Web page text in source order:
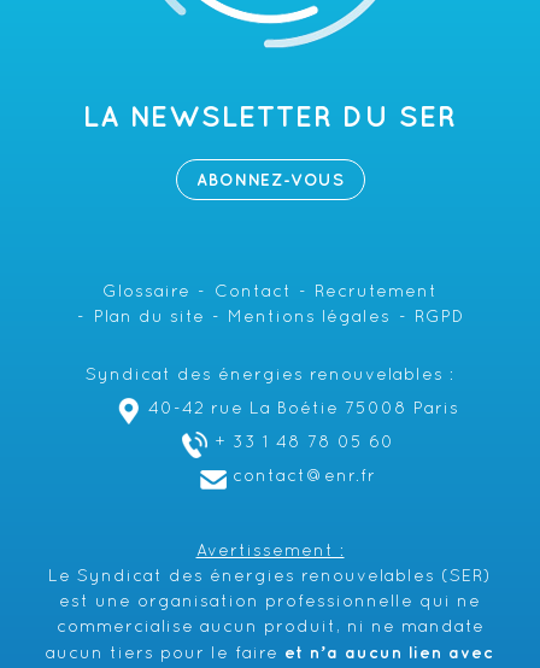
LA NEWSLETTER DU SER
ABONNEZ-VOUS
Glossaire Contact
Recrutement
Plan du site
Mentions légales RGPD
Syndicat des énergies renouvelables :
40-42 rue La Boétie 75008 Paris
+ 33 1 48 78 05 60
contact@enr.fr
Avertissement :
Le Syndicat des énergies renouvelables (SER)
est une organisation professionnelle qui ne
commercialise aucun produit, ni ne mandate
aucun tiers pour le faire et n’a aucun lien avec